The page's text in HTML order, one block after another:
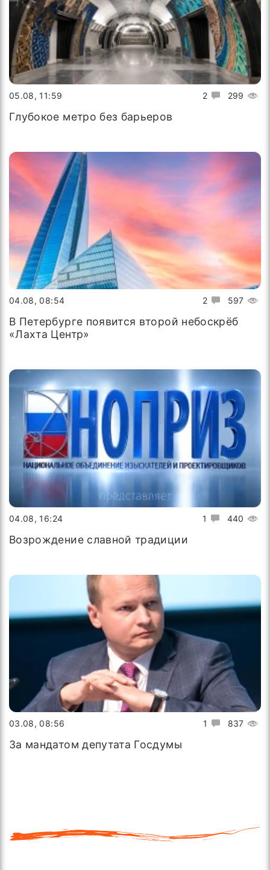
2 299
05.08, 11:59
Глубокое метро без барьеров
2 597
04.08, 08:54
В Петербурге появится второй небоскрёб
«Лахта Центр»
1 440
04.08, 16:24
Возрождение славной традиции
1 837
03.08, 08:56
За мандатом депутата Госдумы